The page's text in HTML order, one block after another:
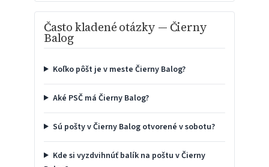
Často kladené otázky — Čierny
Balog
Koľko pôšt je v meste Čierny Balog?
Aké PSČ má Čierny Balog?
Sú pošty v Čierny Balog otvorené v sobotu?
Kde si vyzdvihnúť balík na poštu v Čierny